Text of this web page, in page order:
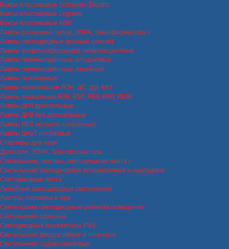
Боксы пластиковые Schneider Electric
Боксы пластиковые Legrand
Боксы пластиковые ABB
Лампы различных типов, ЭПРА, трансформаторы
Лампы светодиодные (разные цоколи)
Лампы энергосберегающие люминисцентные
Лампы люминисцентные штырьковые
Лампы люминисцентные линейные
Лампы галогеновые
Лампы накаливания ЛОН, ДС, ДШ, МО
Лампы зеркальные R39, R50, R63, R80, ИКЗК
Лампы ДРЛ дроссельные
Лампы ДРВ без дроссельные
Лампы МГЛ металло-галогенные
Лампы ДНаТ натриевые
Стартеры для ламп
Дроссели, ЭПРА, Трансформаторы
Светильники, люстры, светодиодная лента
Светильники светодиодные встраиваемые и накладные
Светодиодная лента
Линейные светодиодные светильники
Люстры, торшеры и бра
Светильники светодиодные уличного освещения
Светильники офисные
Светодиодные прожекторы IP65
Светильники декоративные и точечные
Светильники садово-парковые